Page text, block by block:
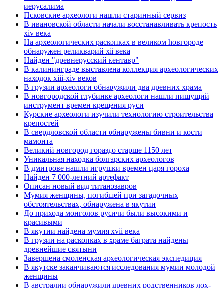
иерусалима
Псковские археологи нашли старинный сервиз
В ивановской области начали восстанавливать крепость
xiv века
Hа археологических раскопках в великом hовгороде
обнаружен реликварий xii века
Найден "древнерусский кентавр"
В калининграде выставлена коллекция археологических
находок xiii-xiv веков
В грузии археологи обнаружили два древних храма
В новгородской глубинке археологи нашли пишущий
инструмент времен крещения руси
Курские археологи изучили технологию строительства
крепостей
В свердловской области обнаружены бивни и кости
мамонта
Великий новгород гораздо старше 1150 лет
Уникальная находка болгарских археологов
В дмитрове нашли игрушки времен царя гороха
Найден 7 000-летний артефакт
Описан новый вид титанозавров
Мумия женщины, погибшей при загадочных
обстоятельствах, обнаружена в якутии
До прихода монголов русичи были высокими и
красивыми
В якутии найдена мумия xvii века
В грузии на раскопках в храме баграта найдены
древнейшие святыни
Завершена смоленская археологическая экспедиция
В якутске заканчиваются исследования мумии молодой
женщины
В австралии обнаружили древних родственников лох-